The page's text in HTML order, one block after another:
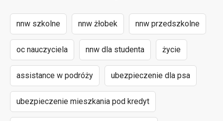
nnw szkolne nnw żłobek nnw przedszkolne
oc nauczyciela nnw dla studenta życie
assistance w podróży ubezpieczenie dla psa
ubezpieczenie mieszkania pod kredyt